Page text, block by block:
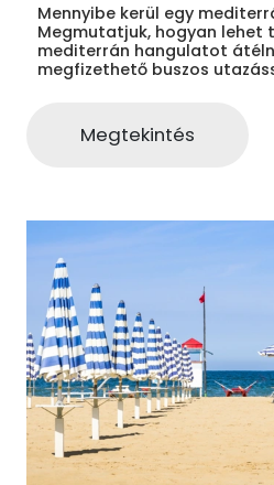
Mennyibe kerül egy
Megmutatjuk, hogyan lehet
mediterrán hangulatot
megfizethető buszos
Megtekintés